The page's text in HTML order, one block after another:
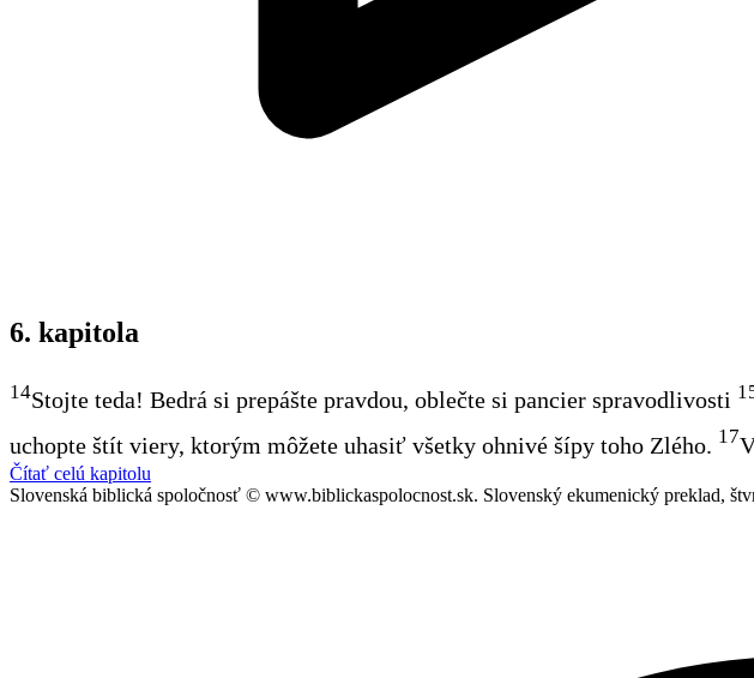
6. kapitola
14Stojte teda! Bedrá si prepášte pravdou, oblečte si pancier spravodlivosti
uchopte štít viery, ktorým môžete uhasiť všetky ohnivé šípy toho Zlého. 17
Čítať celú kapitolu
Slovenská biblická spoločnosť © www.biblickaspolocnost.sk. Slovenský ekumenický preklad,